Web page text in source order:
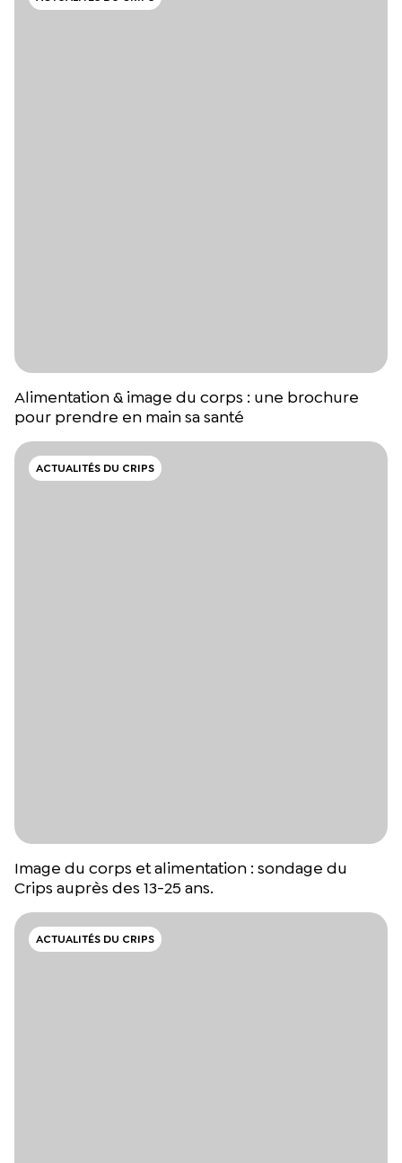
Alimentation & image du corps : une brochure
pour prendre en main sa santé
ACTUALITÉS DU CRIPS
Image du corps et alimentation : sondage du
Crips auprès des 13-25 ans.
ACTUALITÉS DU CRIPS